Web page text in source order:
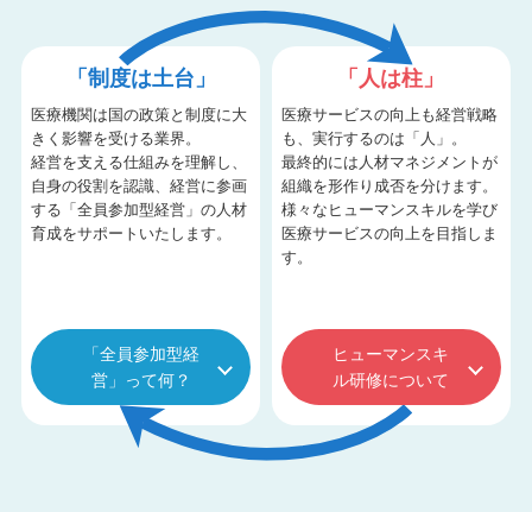
「制度は土台」
医療機関は国の政策と制度に大
きく影響を受ける業界。
経営を支える仕組みを理解し、
自身の役割を認識、経営に参画
する「全員参加型経営」の人材
育成をサポートいたします。
「全員参加型経
営」って何？
「人は柱」
医療サービスの向上も経営戦略
も、実行するのは「人」。
最終的には人材マネジメントが
組織を形作り成否を分けます。
様々なヒューマンスキルを学び
医療サービスの向上を目指しま
す。
ヒューマンスキ
ル研修について